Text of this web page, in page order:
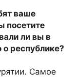
ваше
посетите
ли вы в
республике?
Самое